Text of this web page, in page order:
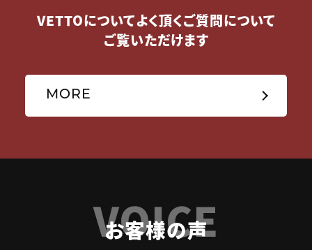
VETTOについてよく頂くご質問について
ご覧いただけます
MORE
VOICE
お客様の声